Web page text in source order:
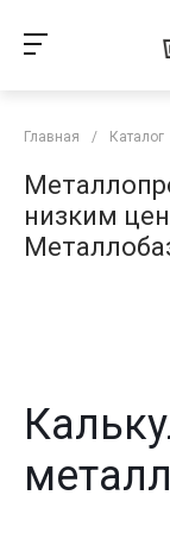
Главная / Каталог
низким